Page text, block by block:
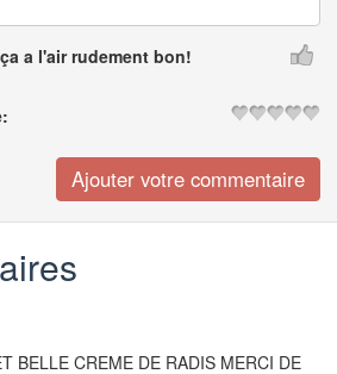
a l'air rudement bon!
BELLE CREME DE RADIS MERCI DE